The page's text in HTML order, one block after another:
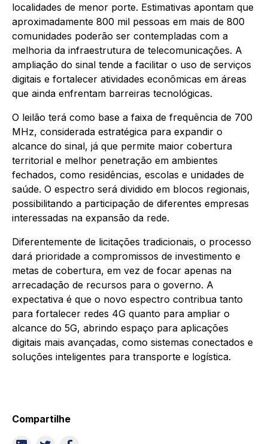
Compartilhe
localidades de menor porte. Estimativas apontam que
aproximadamente 800 mil pessoas em mais de 800
comunidades poderão ser contempladas com a
melhoria da infraestrutura de telecomunicações. A
ampliação do sinal tende a facilitar o uso de serviços
digitais e fortalecer atividades econômicas em áreas
que ainda enfrentam barreiras tecnológicas.
O leilão terá como base a faixa de frequência de 700
MHz, considerada estratégica para expandir o
alcance do sinal, já que permite maior cobertura
territorial e melhor penetração em ambientes
fechados, como residências, escolas e unidades de
saúde. O espectro será dividido em blocos regionais,
possibilitando a participação de diferentes empresas
interessadas na expansão da rede.
Diferentemente de licitações tradicionais, o processo
dará prioridade a compromissos de investimento e
metas de cobertura, em vez de focar apenas na
arrecadação de recursos para o governo. A
expectativa é que o novo espectro contribua tanto
para fortalecer redes 4G quanto para ampliar o
alcance do 5G, abrindo espaço para aplicações
digitais mais avançadas, como sistemas conectados e
soluções inteligentes para transporte e logística.